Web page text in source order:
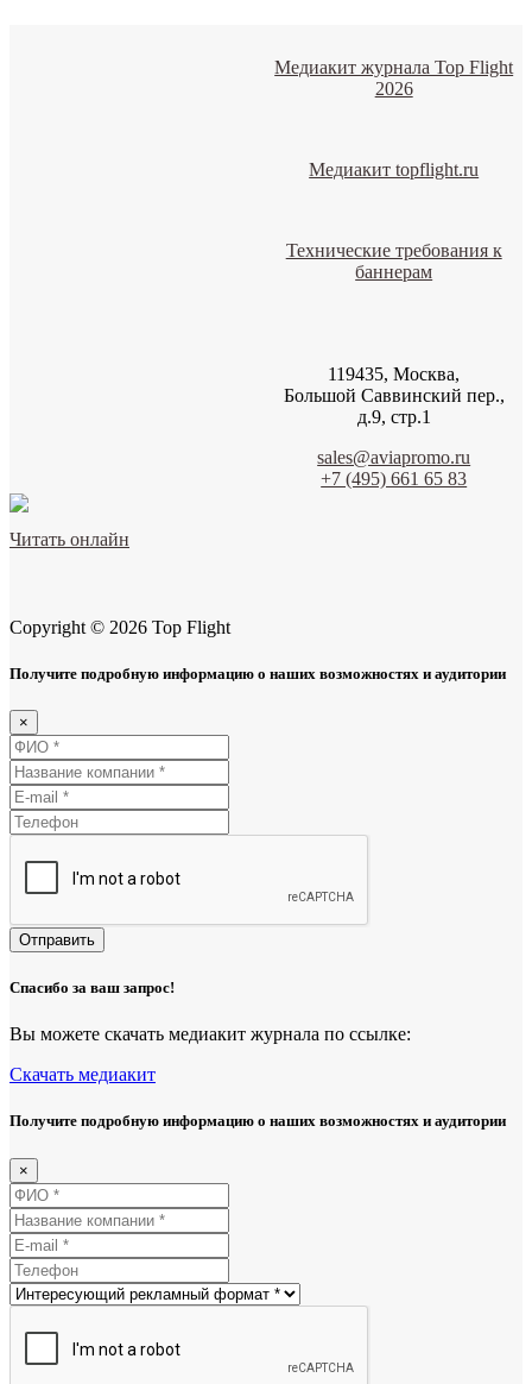
Читать онлайн
Медиакит журнала Top Flight
2026
Медиакит topflight.ru
Технические требования к
баннерам
119435, Москва,
Большой Саввинский пер.,
д.9, стр.1
sales@aviapromo.ru
+7 (495) 661 65 83
Copyright © 2026 Top Flight
Получите подробную информацию о наших возможностях и аудитории
×
Отправить
Спасибо за ваш запрос!
Вы можете скачать медиакит журнала по ссылке:
Скачать медиакит
Получите подробную информацию о наших возможностях и аудитории
×